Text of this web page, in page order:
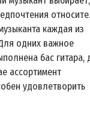
каждая из
одних важное
бас гитара,
ассортимент
удовлетворить